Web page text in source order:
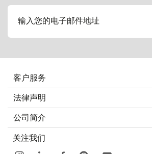
输入您的电子邮件地址
客户服务
法律声明
公司简介
关注我们